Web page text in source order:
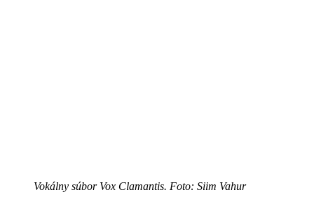
Vokálny súbor Vox Clamantis. Foto: Siim Vahur